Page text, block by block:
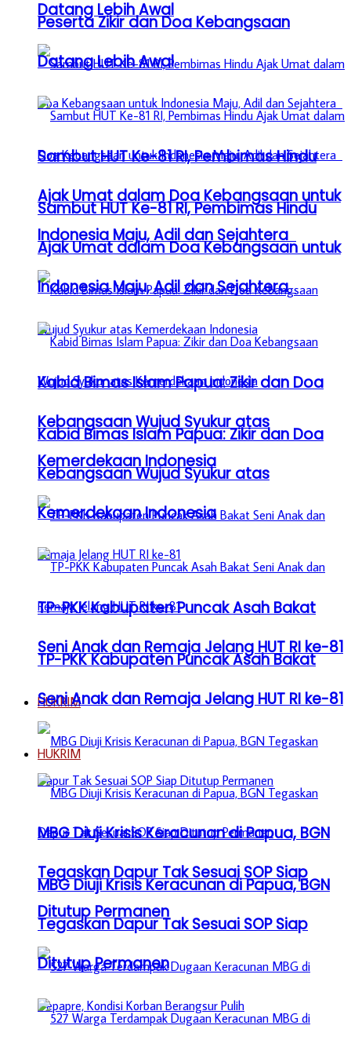
Datang Lebih Awal
Sambut HUT Ke-81 RI, Pembimas Hindu
Ajak Umat dalam Doa Kebangsaan untuk
Indonesia Maju, Adil dan Sejahtera
Kabid Bimas Islam Papua: Zikir dan Doa
Kebangsaan Wujud Syukur atas
Kemerdekaan Indonesia
TP-PKK Kabupaten Puncak Asah Bakat
Seni Anak dan Remaja Jelang HUT RI ke-81
HUKRIM
MBG Diuji Krisis Keracunan di Papua, BGN
Tegaskan Dapur Tak Sesuai SOP Siap
Ditutup Permanen
Peserta Zikir dan Doa Kebangsaan
Datang Lebih Awal
Sambut HUT Ke-81 RI, Pembimas Hindu
Ajak Umat dalam Doa Kebangsaan untuk
Indonesia Maju, Adil dan Sejahtera
Kabid Bimas Islam Papua: Zikir dan Doa
Kebangsaan Wujud Syukur atas
Kemerdekaan Indonesia
TP-PKK Kabupaten Puncak Asah Bakat
Seni Anak dan Remaja Jelang HUT RI ke-81
HUKRIM
MBG Diuji Krisis Keracunan di Papua, BGN
Tegaskan Dapur Tak Sesuai SOP Siap
Ditutup Permanen